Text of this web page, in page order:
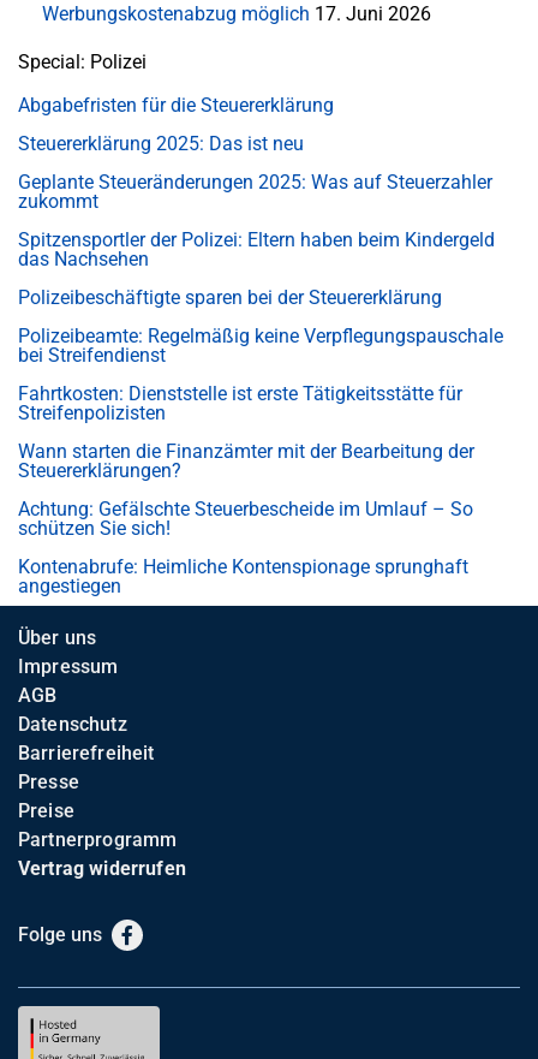
Werbungskostenabzug möglich 17. Juni 2026
Special: Polizei
Abgabefristen für die Steuererklärung
Steuererklärung 2025: Das ist neu
Geplante Steueränderungen 2025: Was auf Steuerzahler
zukommt
Spitzensportler der Polizei: Eltern haben beim Kindergeld
das Nachsehen
Polizeibeschäftigte sparen bei der Steuererklärung
Polizeibeamte: Regelmäßig keine Verpflegungspauschale
bei Streifendienst
Fahrtkosten: Dienststelle ist erste Tätigkeitsstätte für
Streifenpolizisten
Wann starten die Finanzämter mit der Bearbeitung der
Steuererklärungen?
Achtung: Gefälschte Steuerbescheide im Umlauf – So
schützen Sie sich!
Kontenabrufe: Heimliche Kontenspionage sprunghaft
angestiegen
Über uns
Impressum
AGB
Datenschutz
Barrierefreiheit
Presse
Preise
Partnerprogramm
Vertrag widerrufen
Folge uns Facebook